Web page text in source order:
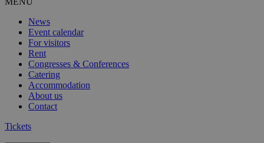
News
Event calendar
For visitors
Rent
Congresses & Conferences
Catering
Accommodation
About us
Contact
Tickets